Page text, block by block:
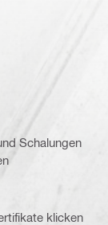
Schalungen
klicken